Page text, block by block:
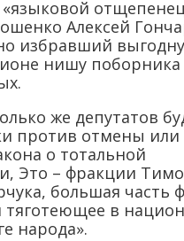
Алексей
избравший
нишу
же депутатов
против отмены или
о тотальной
Это – фракции
большая часть
в
народа».